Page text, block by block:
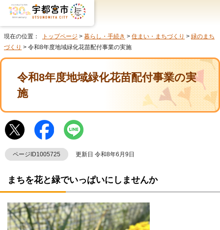
現在の位置： トップページ > 暮らし・手続き > 住まい・まちづくり > 緑のまち
づくり > 令和8年度地域緑化花苗配付事業の実施
令和8年度地域緑化花苗配付事業の実
施
ページID1005725 更新日 令和8年6月9日
まちを花と緑でいっぱいにしませんか